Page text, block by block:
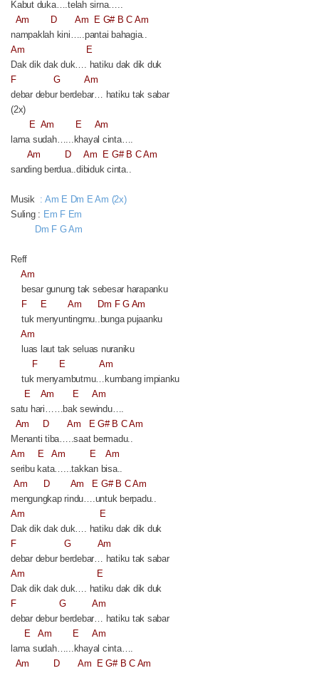
Kabut duka….telah sirna…..
Am
D Am
E G# B C Am
nampaklah kini…..pantai bahagia..
Am
E
Dak dik dak duk…. hatiku dak dik duk
F
G
Am
debar debur berdebar… hatiku tak sabar
(2x)
E Am E
Am
lama sudah…...khayal cinta….
Am
D Am
E G# B C Am
sanding berdua..dibiduk cinta..
Musik : Am E Dm E Am (2x)
Suling : Em F Em
Dm F G Am
Reff
Am
besar gunung tak sebesar harapanku
F
E Am
Dm F G Am
tuk menyuntingmu..bunga pujaanku
Am
luas laut tak seluas nuraniku
F
E
Am
tuk menyambutmu…kumbang impianku
E
Am E
Am
satu hari……bak sewindu….
Am
D Am
E G# B C Am
Menanti tiba…..saat bermadu..
Am
E Am E
Am
seribu kata…...takkan bisa..
Am
D Am
E G# B C Am
mengungkap rindu….untuk berpadu..
Am
E
Dak dik dak duk…. hatiku dak dik duk
F
G
Am
debar debur berdebar… hatiku tak sabar
Am
E
Dak dik dak duk…. hatiku dak dik duk
F
G
Am
debar debur berdebar… hatiku tak sabar
E
Am E
Am
lama sudah…...khayal cinta….
Am
D Am E G# B C Am